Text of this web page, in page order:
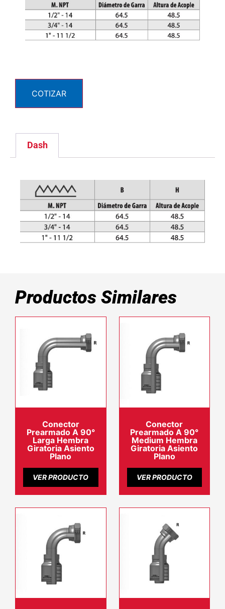
COTIZAR
Dash
Productos Similares
Conector
Prearmado A 90°
Larga Hembra
Giratoria Asiento
Plano
VER PRODUCTO
Conector
Prearmado A 90°
Medium Hembra
Giratoria Asiento
Plano
VER PRODUCTO